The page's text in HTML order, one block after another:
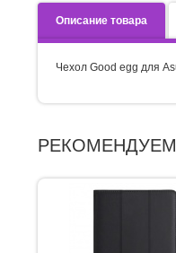
Описание товара
Чехол Good egg для